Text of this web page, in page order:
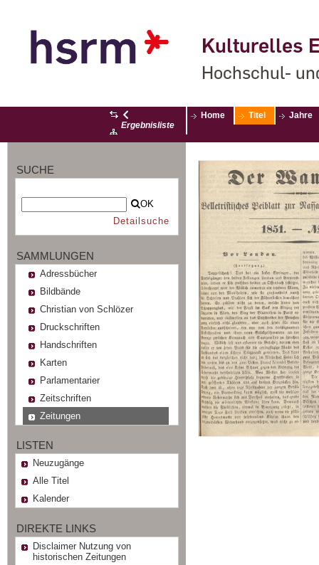
Kulturelles
Hochschul-
Ergebnisliste
Home Titel Jahre
SUCHE
OK
Detailsuche
SAMMLUNGEN
Adressbücher
Bildbände
Christian von Schlözer
Druckschriften
Handschriften
Karten
Parlamentarier
Zeitschriften
Zeitungen
LISTEN
Neuzugänge
Alle Titel
Kalender
DIREKTE LINKS
Disclaimer Nutzung von
historischen Zeitungen